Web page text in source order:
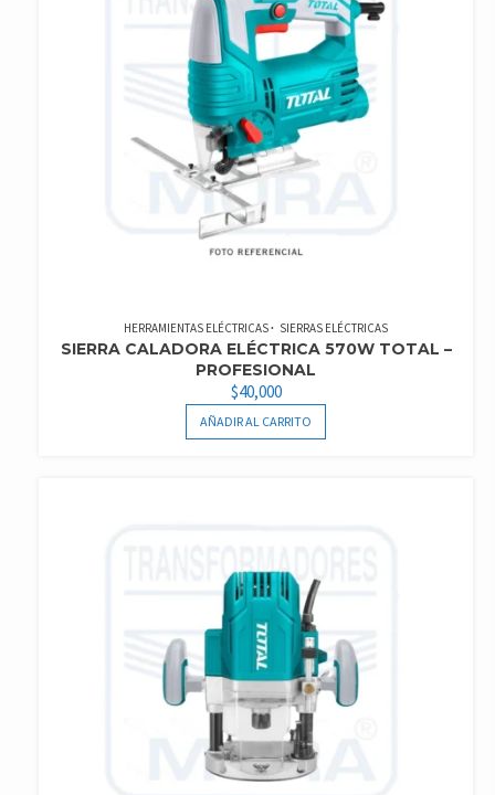
HERRAMIENTAS ELÉCTRICAS SIERRAS ELÉCTRICAS
SIERRA CALADORA ELÉCTRICA 570W TOTAL –
PROFESIONAL
$40,000
AÑADIR AL CARRITO